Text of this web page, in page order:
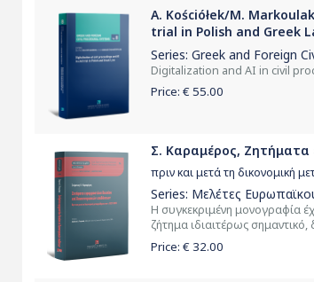
A. Kościółek/M.
trial in Polish and Greek
Series: Greek and Foreign
Digitalization and AI in civil
Price: € 55.00
Σ. Καραμέρος, Ζητήματα
πριν και μετά τη δικονομική
Series: Μελέτες
Η συγκεκριμένη μονογραφία
ζήτημα ιδιαιτέρως
Price: € 32.00